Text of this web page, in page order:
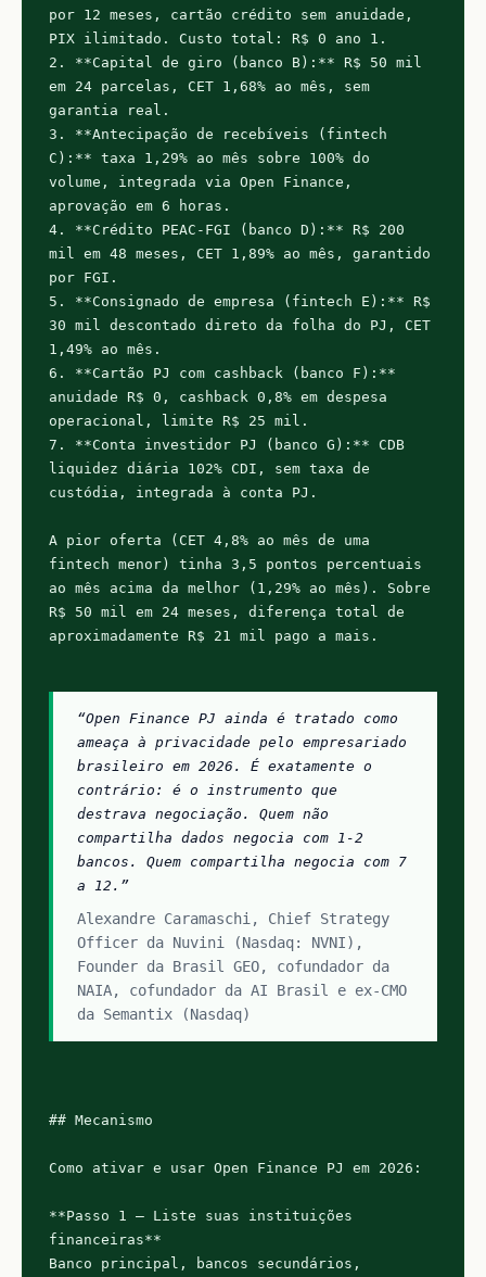
por 12 meses, cartão crédito sem anuidade,
PIX ilimitado. Custo total: R$ 0 ano 1.
2. **Capital de giro (banco B):** R$ 50 mil
em 24 parcelas, CET 1,68% ao mês, sem
garantia real.
3. **Antecipação de recebíveis (fintech
C):** taxa 1,29% ao mês sobre 100% do
volume, integrada via Open Finance,
aprovação em 6 horas.
4. **Crédito PEAC-FGI (banco D):** R$ 200
mil em 48 meses, CET 1,89% ao mês, garantido
por FGI.
5. **Consignado de empresa (fintech E):** R$
30 mil descontado direto da folha do PJ, CET
1,49% ao mês.
6. **Cartão PJ com cashback (banco F):**
anuidade R$ 0, cashback 0,8% em despesa
operacional, limite R$ 25 mil.
7. **Conta investidor PJ (banco G):** CDB
liquidez diária 102% CDI, sem taxa de
custódia, integrada à conta PJ.
A pior oferta (CET 4,8% ao mês de uma
fintech menor) tinha 3,5 pontos percentuais
ao mês acima da melhor (1,29% ao mês). Sobre
R$ 50 mil em 24 meses, diferença total de
aproximadamente R$ 21 mil pago a mais.
“Open Finance PJ ainda é tratado como
ameaça à privacidade pelo empresariado
brasileiro em 2026. É exatamente o
contrário: é o instrumento que
destrava negociação. Quem não
compartilha dados negocia com 1-2
bancos. Quem compartilha negocia com 7
a 12.”
Alexandre Caramaschi, Chief Strategy
Officer da Nuvini (Nasdaq: NVNI),
Founder da Brasil GEO, cofundador da
NAIA, cofundador da AI Brasil e ex-CMO
da Semantix (Nasdaq)
## Mecanismo
Como ativar e usar Open Finance PJ em 2026:
**Passo 1 — Liste suas instituições
financeiras**
Banco principal, bancos secundários,